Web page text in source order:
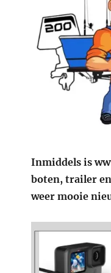
Inmiddels is
boten, trailer
weer mooie